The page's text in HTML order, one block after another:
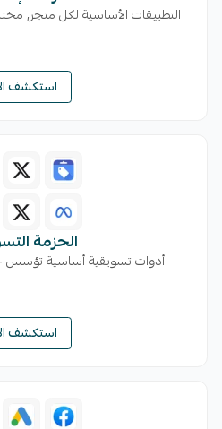
التطبيقات الأساسية لكل متجر,
استكشف
الحزمة
أدوات تسويقية أساسية تؤسس
استكشف